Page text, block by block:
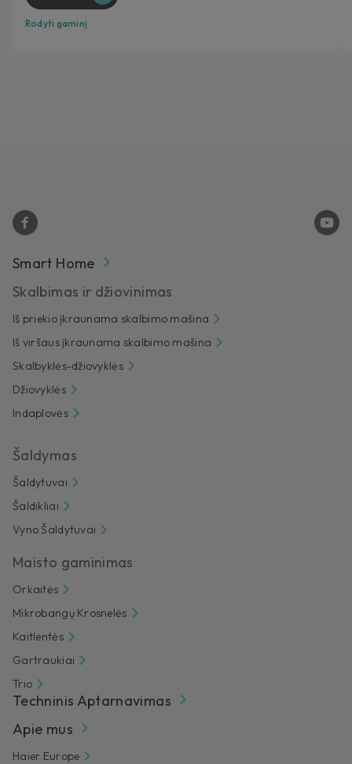
Rodyti gaminį
Smart Home
Skalbimas ir džiovinimas
Iš priekio įkraunama skalbimo mašina
Iš viršaus įkraunama skalbimo mašina
Skalbyklės-džiovyklės
Džiovyklės
Indaplovės
Šaldymas
Šaldytuvai
Šaldikliai
Vyno Šaldytuvai
Maisto gaminimas
Orkaitės
Mikrobangų Krosnelės
Kaitlentės
Gartraukiai
Trio
Techninis Aptarnavimas
Apie mus
Haier Europe